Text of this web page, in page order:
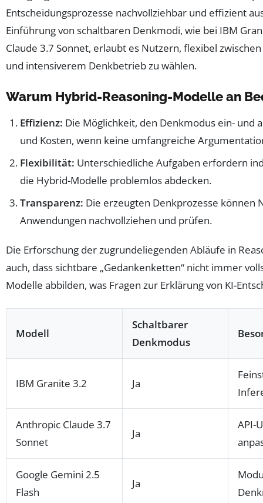
Entscheidungsprozesse nachvollziehbar und effizient
Einführung von schaltbaren Denkmodi, wie bei IBM
Claude 3.7 Sonnet, erlaubt es Nutzern, flexibel
und intensiverem Denkbetrieb zu wählen.
Warum Hybrid-Reasoning-Modelle an
Effizienz: Die Möglichkeit, den Denkmodus ein- und
und Kosten, wenn keine umfangreiche
Flexibilität: Unterschiedliche Aufgaben erfordern
die Hybrid-Modelle problemlos abdecken.
Transparenz: Die erzeugten Denkprozesse können
Anwendungen nachvollziehen und prüfen.
Die Erforschung der zugrundeliegenden Abläufe in
auch, dass sichtbare „Gedankenketten“ nicht immer
Modelle abbilden, was Fragen zur Erklärung von KI-
Modell
Schaltbarer
Denkmodus
IBM Granite 3.2 Ja
Anthropic Claude 3.7
Sonnet
Ja
API-
Google Gemini 2.5
Flash
Ja